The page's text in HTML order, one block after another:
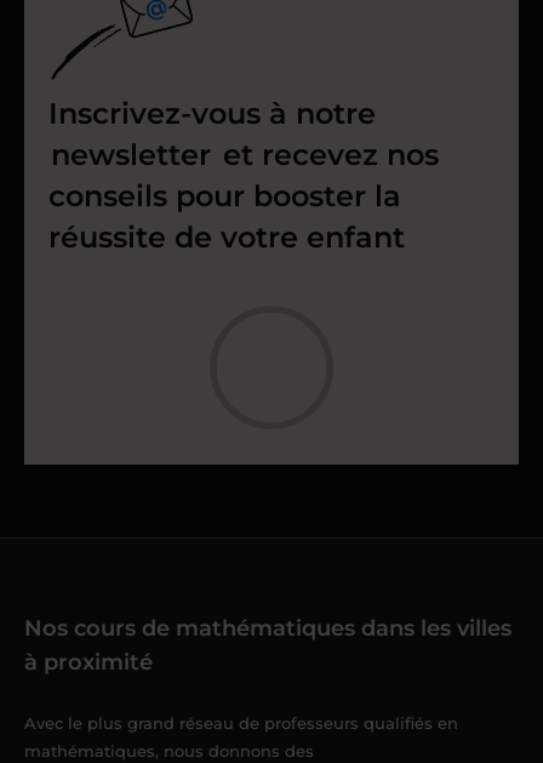
Inscrivez-vous à notre
newsletter et recevez nos
conseils pour booster la
réussite de votre enfant
Nos cours de mathématiques dans les villes
à proximité
Avec le plus grand réseau de professeurs qualifiés en
mathématiques, nous donnons des